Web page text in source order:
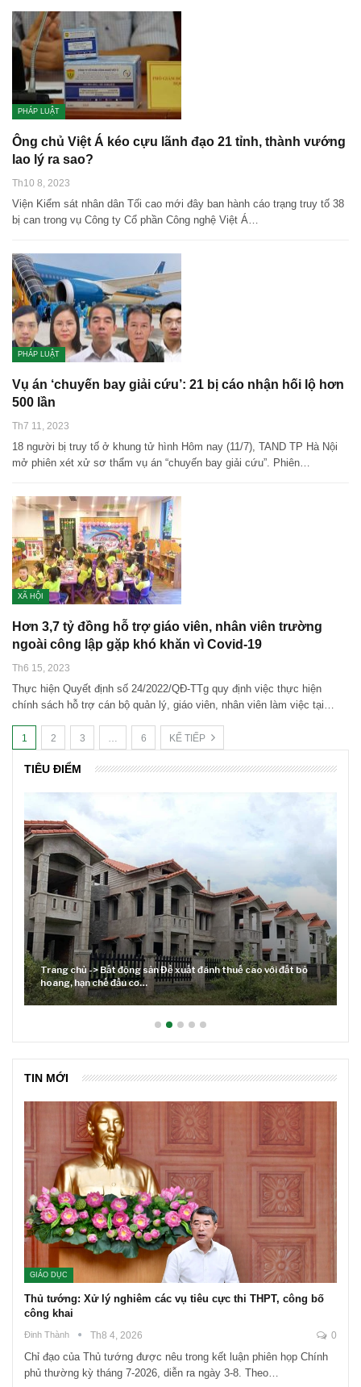
PHÁP LUẬT
Ông chủ Việt Á kéo cựu lãnh đạo 21 tỉnh, thành vướng
lao lý ra sao?
Th10 8, 2023
Viện Kiểm sát nhân dân Tối cao mới đây ban hành cáo trạng truy tố 38
bị can trong vụ Công ty Cổ phần Công nghệ Việt Á…
PHÁP LUẬT
Vụ án ‘chuyến bay giải cứu’: 21 bị cáo nhận hối lộ hơn
500 lần
Th7 11, 2023
18 người bị truy tố ở khung tử hình Hôm nay (11/7), TAND TP Hà Nội
mở phiên xét xử sơ thẩm vụ án “chuyến bay giải cứu”. Phiên…
XÃ HỘI
Hơn 3,7 tỷ đồng hỗ trợ giáo viên, nhân viên trường
ngoài công lập gặp khó khăn vì Covid-19
Th6 15, 2023
Thực hiện Quyết định số 24/2022/QĐ-TTg quy định việc thực hiện
chính sách hỗ trợ cán bộ quản lý, giáo viên, nhân viên làm việc tại…
1 2 3 … 6 KẾ TIẾP
TIÊU ĐIỂM
đất bỏ
Lãi suất neo cao và cuộc tái cơ cấu trên thị trường BĐS
TIN MỚI
GIÁO DỤC
Thủ tướng: Xử lý nghiêm các vụ tiêu cực thi THPT, công bố
công khai
Đinh Thành Th8 4, 2026 0
Chỉ đạo của Thủ tướng được nêu trong kết luận phiên họp Chính
phủ thường kỳ tháng 7-2026, diễn ra ngày 3-8. Theo…